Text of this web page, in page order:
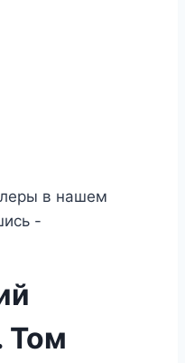
в нашем
-
Том